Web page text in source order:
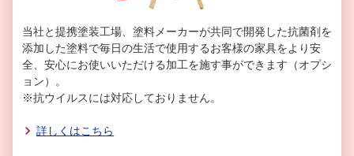
当社と提携塗装工場、塗料メーカーが共同で開発した抗菌剤を
添加した塗料で毎日の生活で使用するお客様の家具をより安
全、安心にお使いいただける加工を施す事ができます（オプシ
ョン）。
※抗ウイルスには対応しておりません。
詳しくはこちら